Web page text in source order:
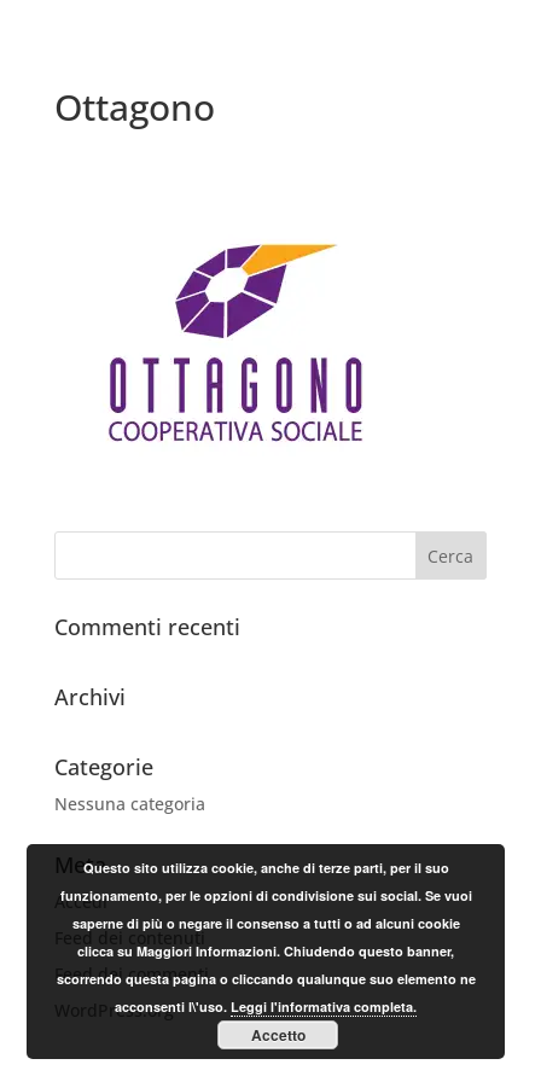
Ottagono
Commenti recenti
Archivi
Categorie
Nessuna categoria
Meta
Accedi
Feed dei contenuti
Feed dei commenti
WordPress.org
Questo sito utilizza cookie, anche di terze parti, per il suo
funzionamento, per le opzioni di condivisione sui social. Se vuoi
saperne di più o negare il consenso a tutti o ad alcuni cookie
clicca su Maggiori Informazioni. Chiudendo questo banner,
scorrendo questa pagina o cliccando qualunque suo elemento ne
acconsenti l\'uso.Leggi l'informativa completa.
Accetto